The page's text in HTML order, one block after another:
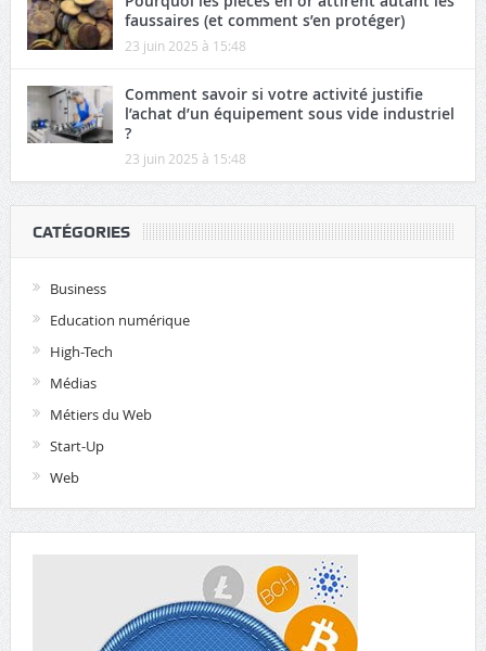
faussaires (et comment s’en protéger)
23 juin 2025 à 15:48
Comment savoir si votre activité justifie
l’achat d’un équipement sous vide industriel
?
23 juin 2025 à 15:48
CATÉGORIES
Business
Education numérique
High-Tech
Médias
Métiers du Web
Start-Up
Web